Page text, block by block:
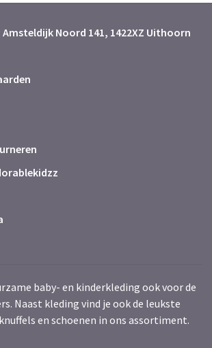
Noord 141, 1422XZ Uithoorn
baby- en kinderkleding ook voor de
Naast kleding vind je ook de leukste
en schoenen in ons assortiment.